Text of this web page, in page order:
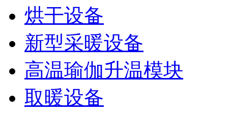
烘干设备
新型采暖设备
高温瑜伽升温模块
取暖设备